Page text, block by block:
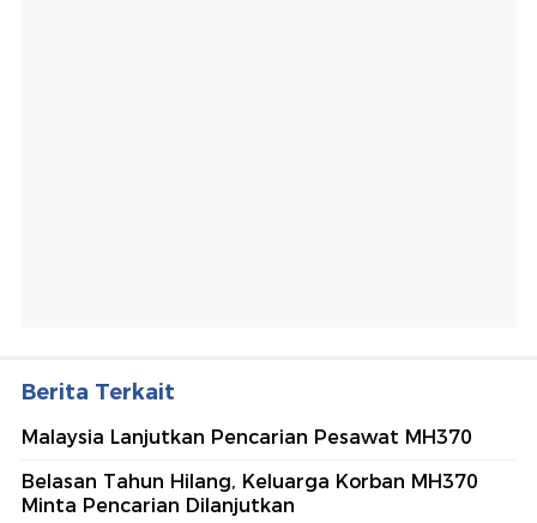
Berita Terkait
Malaysia Lanjutkan Pencarian Pesawat MH370
Belasan Tahun Hilang, Keluarga Korban MH370
Minta Pencarian Dilanjutkan